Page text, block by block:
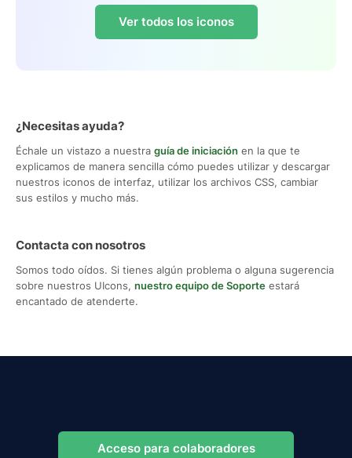
Ver todos los iconos
¿Necesitas ayuda?
Échale un vistazo a nuestra guía de iniciación en la que te
explicamos de manera sencilla cómo puedes utilizar y descargar
nuestros iconos de interfaz, utilizar los archivos CSS, cambiar
sus estilos y mucho más.
Contacta con nosotros
Somos todo oídos. Si tienes algún problema o alguna sugerencia
sobre nuestros UIcons, nuestro equipo de Soporte estará
encantado de atenderte.
Acceso para colaboradores